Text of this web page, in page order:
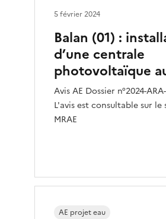
Balan (01) :
d’une centrale
photovoltaïque
Avis AE Dossier n°2024-
L'avis est consultable sur le
MRAE
5 février 2024
AE projet eau